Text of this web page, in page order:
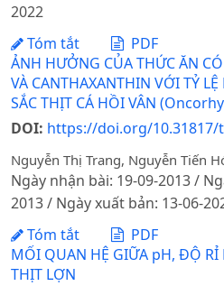
2022
Tóm tắt
PDF
ẢNH HƯỞNG CỦA THỨC ĂN
VÀ CANTHAXANTHIN VỚI TỶ
SẮC THỊT CÁ HỒI VÂN
DOI: https://doi.org/10.31817/
Nguyễn Thị Trang, Nguyễn Tiến
Ngày nhận bài: 19-09-2013 /
2013 / Ngày xuất bản: 13-06-
Tóm tắt
PDF
MỐI QUAN HỆ GIỮA pH, ĐỘ RỈ
THỊT LỢN